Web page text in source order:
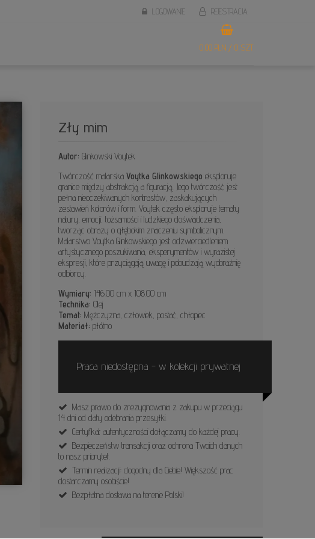
LOGOWANIE REJESTRACJA
0,00 PLN / 0 SZT.
Zły mim
Autor: Glinkowski Voytek
Twórczość malarska Voytka Glinkowskiego eksploruje
granice między abstrakcją a figuracją. Jego twórczość jest
pełna nieoczekiwanych kontrastów, zaskakujących
zestawień kolorów i form. Voytek często eksploruje tematy
natury, emocji, tożsamości i ludzkiego doświadczenia,
tworząc obrazy o głębokim znaczeniu symbolicznym.
Malarstwo Voytka Glinkowskiego jest odzwierciedleniem
artystycznego poszukiwania, eksperymentów i wyrazistej
ekspresji, które przyciągają uwagę i pobudzają wyobraźnię
odbiorcy.
Wymiary: 146.00 cm x 108.00 cm
Technika: Olej
Temat: Mężczyzna, człowiek, postać, chłopiec
Materiał: płótno
Praca niedostępna - w kolekcji prywatnej
Masz prawo do zrezygnowania z zakupu w przeciągu
14 dni od daty odebrania przesyłki.
Certyfikat autentyczności dołączamy do każdej pracy.
Bezpieczeństw transakcji oraz ochrona Twoich danych
to nasz priorytet.
Termin realizacji: dogodny dla Ciebie! Większość prac
dostarczamy osobiście!
Bezpłatna dostawa na terenie Polski!